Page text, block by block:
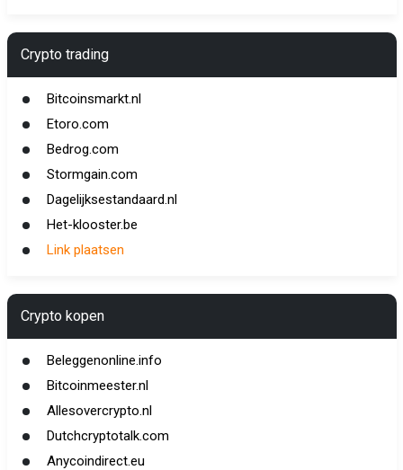
Crypto trading
Bitcoinsmarkt.nl
Etoro.com
Bedrog.com
Stormgain.com
Dagelijksestandaard.nl
Het-klooster.be
Link plaatsen
Crypto kopen
Beleggenonline.info
Bitcoinmeester.nl
Allesovercrypto.nl
Dutchcryptotalk.com
Anycoindirect.eu